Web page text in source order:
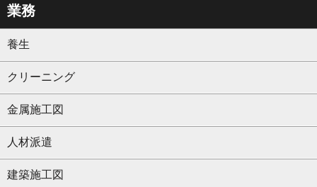
業務
養生
クリーニング
金属施工図
人材派遣
建築施工図